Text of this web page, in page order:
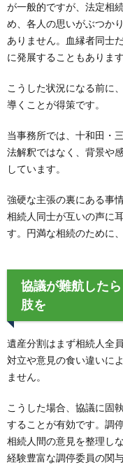
が一般的ですが、法定相
め、各人の思いがぶつか
ありません。血縁者同士
に発展することもあります
こうした状況になる前に
導くことが得策です。
当事務所では、十和田・
法解釈ではなく、背景や
しています。
強硬な主張の裏にある事
相続人同士が互いの声に
す。円満な相続のために
協議が難航した
肢を
遺産分割はまず相続人全
対立や意見の食い違いに
ません。
こうした場合、協議に固
することが有効です。調
相続人間の意見を整理し
経験豊富な調停委員の関